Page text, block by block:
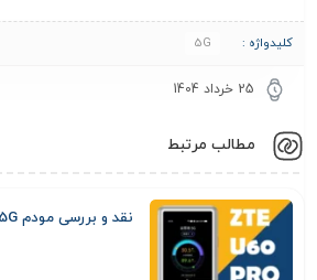
کلیدواژه : 5G
25 خرداد 1404
مطالب مرتبط
نقد و بررسی مودم 5G جیبی ZTE مدل U60 Pro